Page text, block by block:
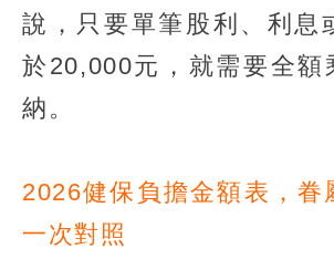
說，只要單筆股利、利息
於20,000元，就需要全額
納。
2026健保負擔金額表，眷
一次對照